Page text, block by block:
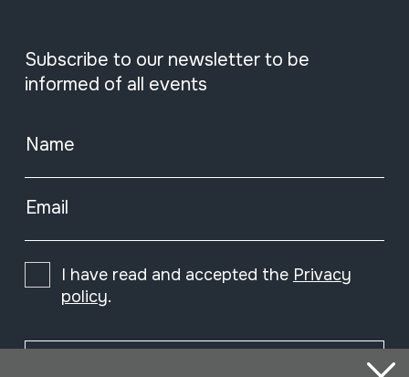
Subscribe to our newsletter to be
informed of all events
Name
Email
I have read and accepted the Privacy
policy.